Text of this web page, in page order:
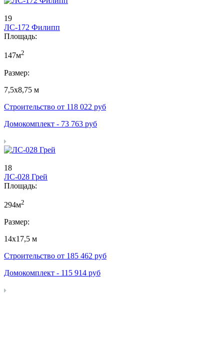
19
ЛС-172 Филипп
Площадь:
147м2
Размер:
7,5х8,75 м
Строительство от 118 022 руб
Домокомплект - 73 763 руб
18
ЛС-028 Грей
Площадь:
294м2
Размер:
14х17,5 м
Строительство от 185 462 руб
Домокомплект - 115 914 руб